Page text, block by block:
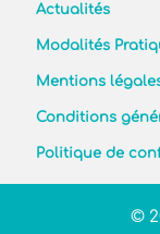
Actualités
Modalités
Mentions
Conditions
Politique de
©